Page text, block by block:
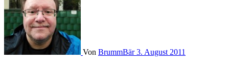
Von BrummBär3. August 2011